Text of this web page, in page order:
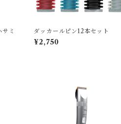
サミ ダッカールピン12本セット
¥2,750